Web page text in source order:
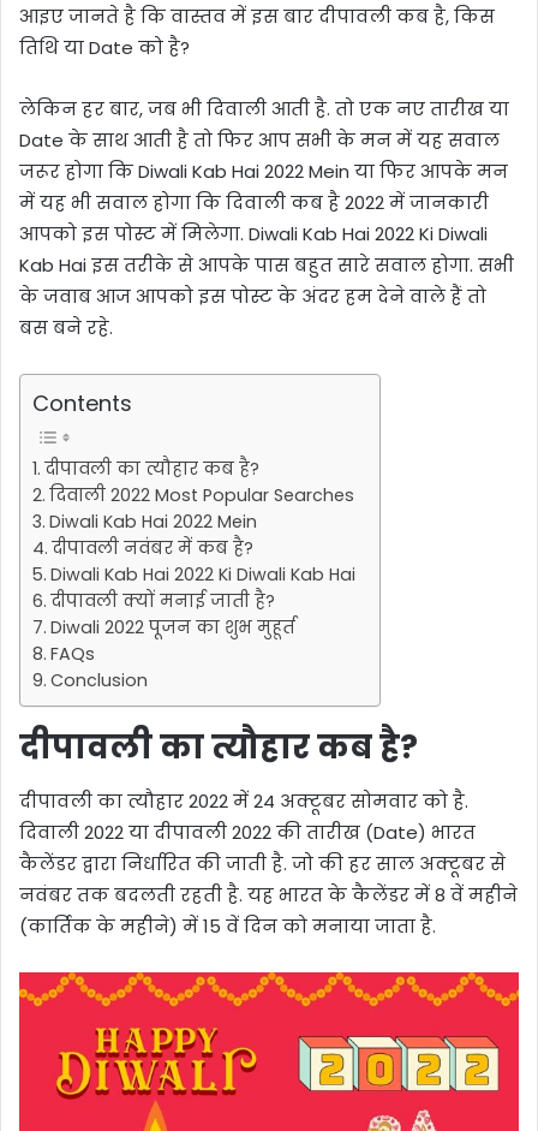
आइए जानते है कि वास्तव में इस बार दीपावली कब है, किस
तिथि या Date को है?
लेकिन हर बार, जब भी दिवाली आती है. तो एक नए तारीख या
Date के साथ आती है तो फिर आप सभी के मन में यह सवाल
जरूर होगा कि Diwali Kab Hai 2022 Mein या फिर आपके मन
में यह भी सवाल होगा कि दिवाली कब है 2022 में जानकारी
आपको इस पोस्ट में मिलेगा. Diwali Kab Hai 2022 Ki Diwali
Kab Hai इस तरीके से आपके पास बहुत सारे सवाल होगा. सभी
के जवाब आज आपको इस पोस्ट के अंदर हम देने वाले हैं तो
बस बने रहे.
Contents
दीपावली का त्यौहार कब है?
दिवाली 2022 Most Popular Searches
Diwali Kab Hai 2022 Mein
दीपावली नवंबर में कब है?
Diwali Kab Hai 2022 Ki Diwali Kab Hai
दीपावली क्यों मनाई जाती है?
Diwali 2022 पूजन का शुभ मुहूर्त
FAQs
Conclusion
दीपावली का त्यौहार कब है?
दीपावली का त्यौहार 2022 में 24 अक्टूबर सोमवार को है.
दिवाली 2022 या दीपावली 2022 की तारीख (Date) भारत
कैलेंडर द्वारा निर्धारित की जाती है. जो की हर साल अक्टूबर से
नवंबर तक बदलती रहती है. यह भारत के कैलेंडर में 8 वें महीने
(कार्तिक के महीने) में 15 वें दिन को मनाया जाता है.